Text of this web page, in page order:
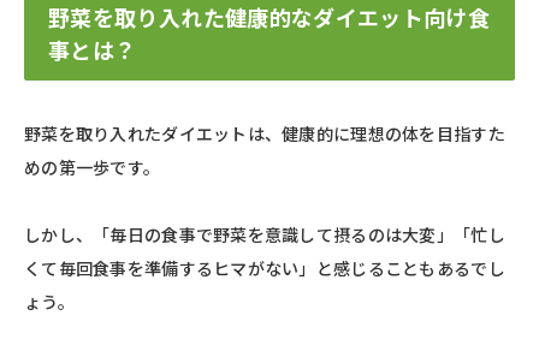
野菜を取り入れた健康的なダイエット向け食
事とは？
野菜を取り入れたダイエットは、健康的に理想の体を目指すた
めの第一歩です。
しかし、「毎日の食事で野菜を意識して摂るのは大変」「忙し
くて毎回食事を準備するヒマがない」と感じることもあるでし
ょう。